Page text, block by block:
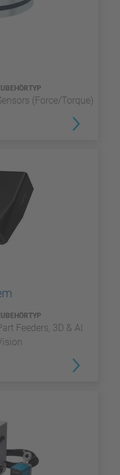
(Force/Torque)
Feeders, 3D & AI